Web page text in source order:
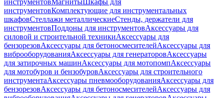
инструментовМагнитыШкафы для
инструментовКомплектующие для инструментальных
шкафовСтеллажи металлическиеСтенды, держатели для
инструментовПоддоны для инструментовАксессуары для
силовой и строительной техникиАксессуары для
бензорезовАксессуары для бетоносмесителейАксессуары для
виброоборудованияАксессуары для генераторовАксессуары
для затирочных машинАксессуары для мотопомпАксессуары
для мотобуров и бензобуровАксессуары для строительного
инструментаАксессуары пневмооборудованияАксессуары для
бензорезовАксессуары для бетоносмесителейАксессуары для